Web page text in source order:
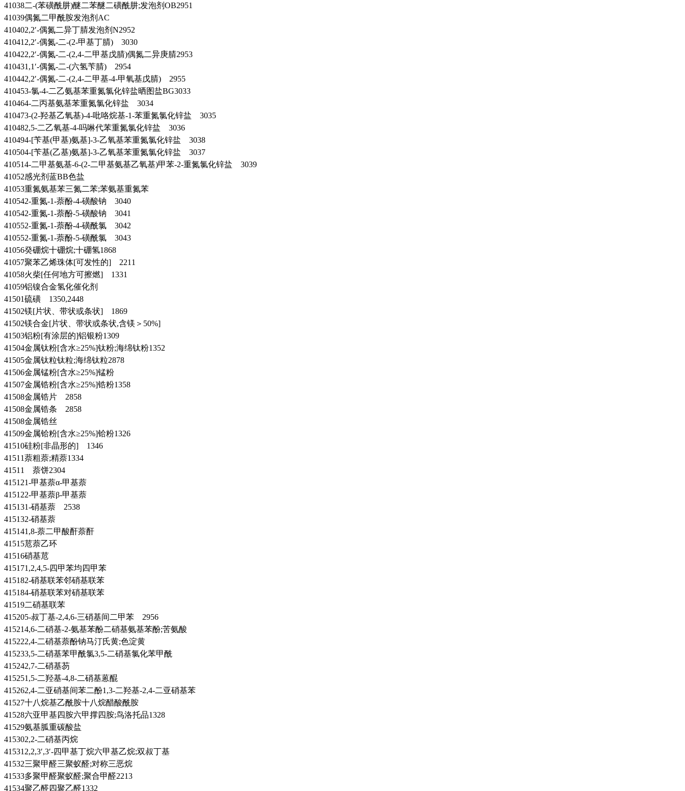
41038二-(苯磺酰肼)醚二苯醚二磺酰肼;发泡剂OB2951
41039偶氮二甲酰胺发泡剂AC
410402,2′-偶氮二异丁腈发泡剂N2952
410412,2′-偶氮-二-(2-甲基丁腈) 3030
410422,2′-偶氮-二-(2,4-二甲基戊腈)偶氮二异庚腈2953
410431,1′-偶氮-二-(六氢苄腈) 2954
410442,2′-偶氮-二-(2,4-二甲基-4-甲氧基戊腈) 2955
410453-氯-4-二乙氨基苯重氮氯化锌盐晒图盐BG3033
410464-二丙基氨基苯重氮氯化锌盐 3034
410473-(2-羟基乙氧基)-4-吡咯烷基-1-苯重氮氯化锌盐 3035
410482,5-二乙氧基-4-吗啉代苯重氮氯化锌盐 3036
410494-[苄基(甲基)氨基]-3-乙氧基苯重氮氯化锌盐 3038
410504-[苄基(乙基)氨基]-3-乙氧基苯重氮氯化锌盐 3037
410514-二甲基氨基-6-(2-二甲基氨基乙氧基)甲苯-2-重氮氯化锌盐 3039
41052感光剂蓝BB色盐
41053重氮氨基苯三氮二苯;苯氨基重氮苯
410542-重氮-1-萘酚-4-磺酸钠 3040
410542-重氮-1-萘酚-5-磺酸钠 3041
410552-重氮-1-萘酚-4-磺酰氯 3042
410552-重氮-1-萘酚-5-磺酰氯 3043
41056癸硼烷十硼烷;十硼氢1868
41057聚苯乙烯珠体[可发性的] 2211
41058火柴[任何地方可擦燃] 1331
41059铝镍合金氢化催化剂
41501硫磺 1350,2448
41502镁[片状、带状或条状] 1869
41502镁合金[片状、带状或条状,含镁＞50%]
41503铝粉[有涂层的]铝银粉1309
41504金属钛粉[含水≥25%]钛粉;海绵钛粉1352
41505金属钛粒钛粒;海绵钛粒2878
41506金属锰粉[含水≥25%]锰粉
41507金属锆粉[含水≥25%]锆粉1358
41508金属锆片 2858
41508金属锆条 2858
41508金属锆丝
41509金属铪粉[含水≥25%]铪粉1326
41510硅粉[非晶形的] 1346
41511萘粗萘;精萘1334
41511 萘饼2304
415121-甲基萘α-甲基萘
415122-甲基萘β-甲基萘
415131-硝基萘 2538
415132-硝基萘
415141,8-萘二甲酸酐萘酐
41515苊萘乙环
41516硝基苊
415171,2,4,5-四甲苯均四甲苯
415182-硝基联苯邻硝基联苯
415184-硝基联苯对硝基联苯
41519二硝基联苯
415205-叔丁基-2,4,6-三硝基间二甲苯 2956
415214,6-二硝基-2-氨基苯酚二硝基氨基苯酚;苦氨酸
415222,4-二硝基萘酚钠马汀氏黄;色淀黄
415233,5-二硝基苯甲酰氯3,5-二硝基氯化苯甲酰
415242,7-二硝基芴
415251,5-二羟基-4,8-二硝基蒽醌
415262,4-二亚硝基间苯二酚1,3-二羟基-2,4-二亚硝基苯
41527十八烷基乙酰胺十八烷醋酸酰胺
41528六亚甲基四胺六甲撑四胺;鸟洛托品1328
41529氨基胍重碳酸盐
415302,2-二硝基丙烷
415312,2,3′,3′-四甲基丁烷六甲基乙烷;双叔丁基
41532三聚甲醛三聚蚁醛;对称三恶烷
41533多聚甲醛聚蚁醛;聚合甲醛2213
41534聚乙醛四聚乙醛1332